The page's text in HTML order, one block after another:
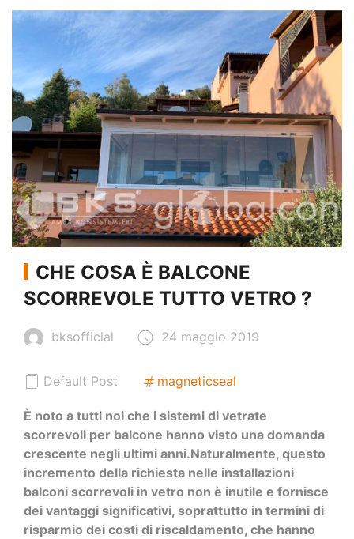
CHE COSA È BALCONE
SCORREVOLE TUTTO VETRO ?
bksofficial 24 maggio 2019
Default Post magneticseal
È noto a tutti noi che i sistemi di vetrate
scorrevoli per balcone hanno visto una domanda
crescente negli ultimi anni.Naturalmente, questo
incremento della richiesta nelle installazioni
balconi scorrevoli in vetro non è inutile e fornisce
dei vantaggi significativi, soprattutto in termini di
risparmio dei costi di riscaldamento, che hanno